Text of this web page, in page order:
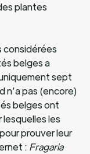
plantes
considérées
belges a
sept
pas (encore)
belges ont
les
prouver leur
: Fragaria